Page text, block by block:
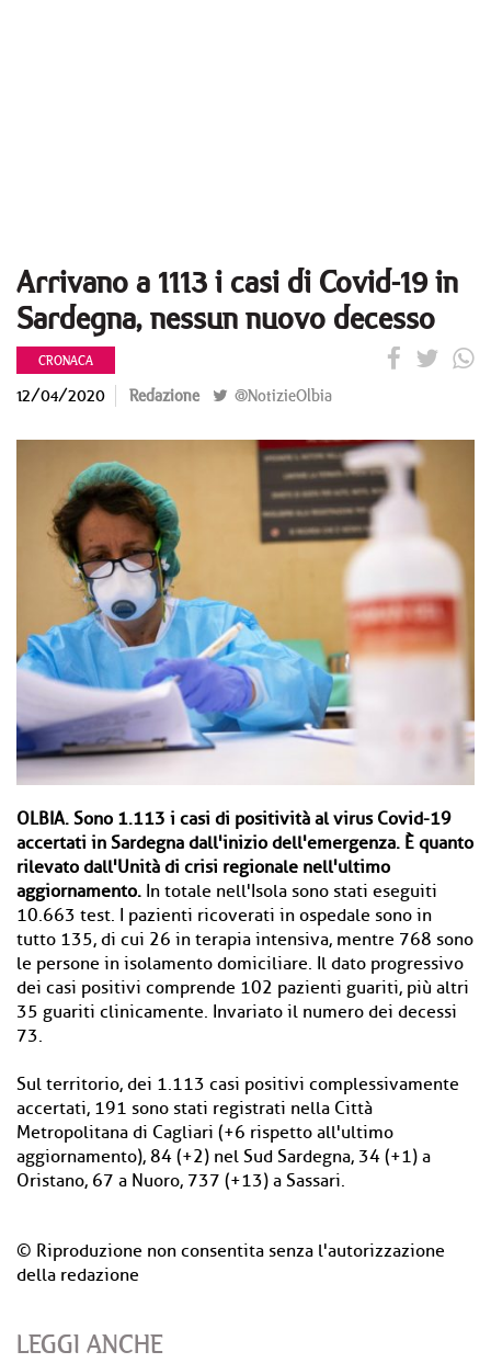
Arrivano a 1113 i casi di Covid-19 in
Sardegna, nessun nuovo decesso
CRONACA
12/04/2020 Redazione @NotizieOlbia
OLBIA. Sono 1.113 i casi di positività al virus Covid-19
accertati in Sardegna dall'inizio dell'emergenza. È quanto
rilevato dall'Unità di crisi regionale nell'ultimo
aggiornamento. In totale nell'Isola sono stati eseguiti
10.663 test. I pazienti ricoverati in ospedale sono in
tutto 135, di cui 26 in terapia intensiva, mentre 768 sono
le persone in isolamento domiciliare. Il dato progressivo
dei casi positivi comprende 102 pazienti guariti, più altri
35 guariti clinicamente. Invariato il numero dei decessi
73.
Sul territorio, dei 1.113 casi positivi complessivamente
accertati, 191 sono stati registrati nella Città
Metropolitana di Cagliari (+6 rispetto all'ultimo
aggiornamento), 84 (+2) nel Sud Sardegna, 34 (+1) a
Oristano, 67 a Nuoro, 737 (+13) a Sassari.
© Riproduzione non consentita senza l'autorizzazione
della redazione
LEGGI ANCHE